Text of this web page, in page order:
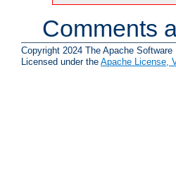
Comments
Copyright 2024 The Apache Software
Licensed under the Apache License,